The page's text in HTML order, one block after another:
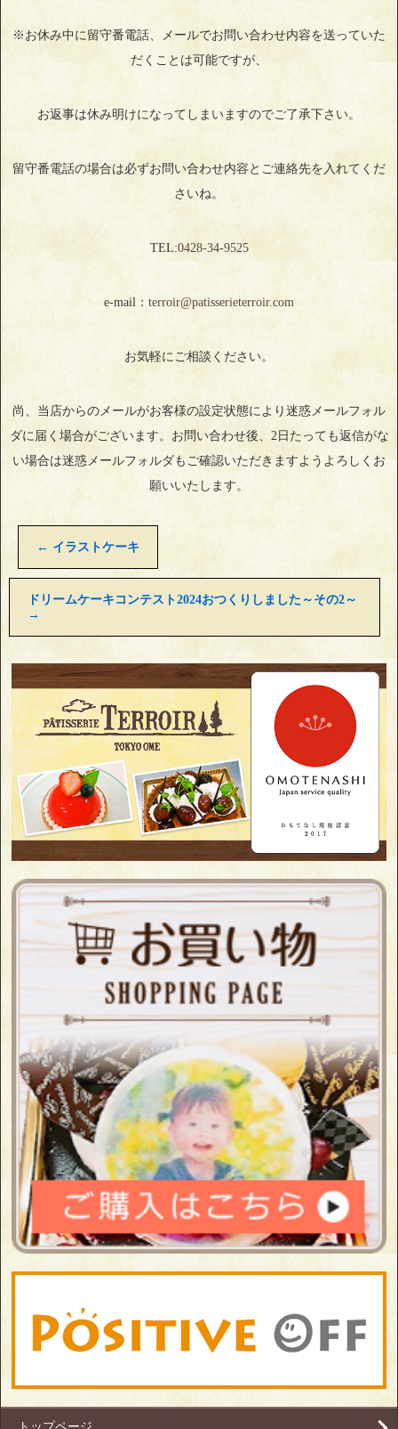
※お休み中に留守番電話、メールでお問い合わせ内容を送っていた
だくことは可能ですが、
お返事は休み明けになってしまいますのでご了承下さい。
留守番電話の場合は必ずお問い合わせ内容とご連絡先を入れてくだ
さいね。
TEL:0428‐34‐9525
e-mail： terroir@patisserieterroir.com
お気軽にご相談ください。
尚、当店からのメールがお客様の設定状態により迷惑メールフォル
ダに届く場合がございます。お問い合わせ後、2日たっても返信がな
い場合は迷惑メールフォルダもご確認いただきますようよろしくお
願いいたします。
← イラストケーキ
ドリームケーキコンテスト2024おつくりしました～その2～
→